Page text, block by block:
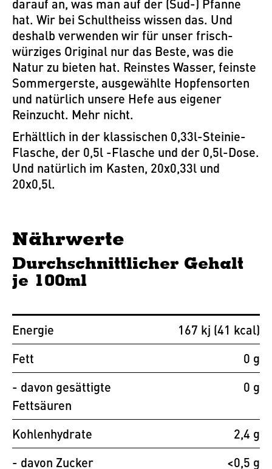
hat. Wir bei Schultheiss wissen das. Und
deshalb verwenden wir für unser frisch-
würziges Original nur das Beste, was die
Natur zu bieten hat. Reinstes Wasser, feinste
Sommergerste, ausgewählte Hopfensorten
und natürlich unsere Hefe aus eigener
Reinzucht. Mehr nicht.
Erhältlich in der klassischen 0,33l-Steinie-
Flasche, der 0,5l -Flasche und der 0,5l-Dose.
Und natürlich im Kasten, 20x0,33l und
20x0,5l.
Nährwerte
Durchschnittlicher Gehalt
je 100ml
Energie
167 kj (41 kcal)
Fett
0 g
- davon gesättigte
Fettsäuren
0 g
Kohlenhydrate
2,4 g
- davon Zucker
<0,5 g